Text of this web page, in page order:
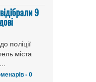
9
поліції
міста
- 0